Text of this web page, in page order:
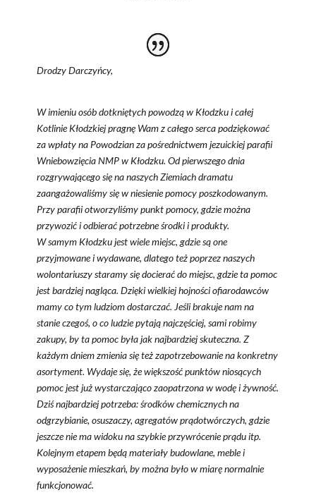
Drodzy Darczyńcy,
W imieniu osób dotkniętych powodzą w Kłodzku i całej
Kotlinie Kłodzkiej pragnę Wam z całego serca podziękować
za wpłaty na Powodzian za pośrednictwem jezuickiej parafii
Wniebowzięcia NMP w Kłodzku. Od pierwszego dnia
rozgrywającego się na naszych Ziemiach dramatu
zaangażowaliśmy się w niesienie pomocy poszkodowanym.
Przy parafii otworzyliśmy punkt pomocy, gdzie można
przywozić i odbierać potrzebne środki i produkty.
W samym Kłodzku jest wiele miejsc, gdzie są one
przyjmowane i wydawane, dlatego też poprzez naszych
wolontariuszy staramy się docierać do miejsc, gdzie ta pomoc
jest bardziej nagląca. Dzięki wielkiej hojności ofiarodawców
mamy co tym ludziom dostarczać. Jeśli brakuje nam na
stanie czegoś, o co ludzie pytają najczęściej, sami robimy
zakupy, by ta pomoc była jak najbardziej skuteczna. Z
każdym dniem zmienia się też zapotrzebowanie na konkretny
asortyment. Wydaje się, że większość punktów niosących
pomoc jest już wystarczająco zaopatrzona w wodę i żywność.
Dziś najbardziej potrzeba: środków chemicznych na
odgrzybianie, osuszaczy, agregatów prądotwórczych, gdzie
jeszcze nie ma widoku na szybkie przywrócenie prądu itp.
Kolejnym etapem będą materiały budowlane, meble i
wyposażenie mieszkań, by można było w miarę normalnie
funkcjonować.